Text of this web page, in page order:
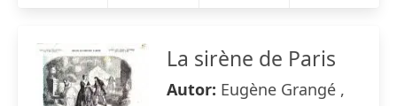
La sirène de Paris
Autor: Eugène Grangé ,